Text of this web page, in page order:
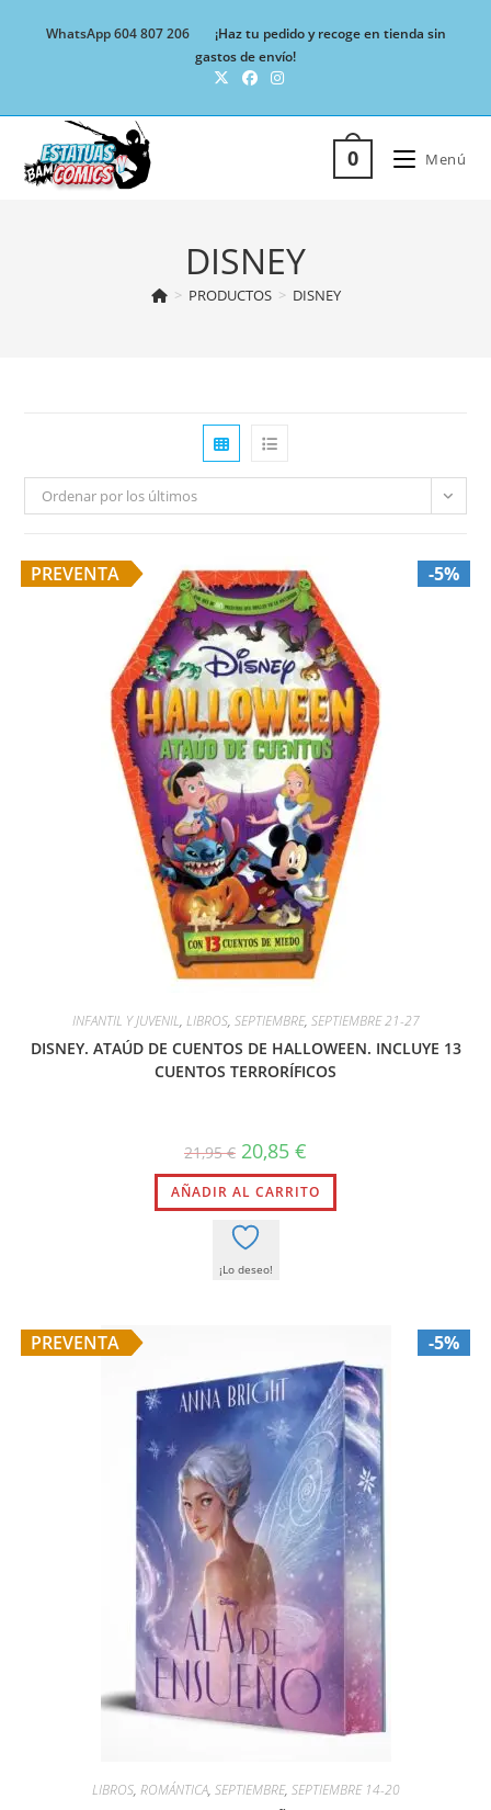
WhatsApp 604 807 206
¡Haz tu pedido y recoge en tienda sin
gastos de envío!
0 Menú
DISNEY
> PRODUCTOS > DISNEY
Ordenar por los últimos
PREVENTA -5%
INFANTIL Y JUVENIL, LIBROS, SEPTIEMBRE, SEPTIEMBRE 21-27
DISNEY. ATAÚD DE CUENTOS DE HALLOWEEN. INCLUYE 13
CUENTOS TERRORÍFICOS
21,95€ El
precio
original
era:
21,95 €.
20,85 €
actual
es:
20,85 €.
AÑADIR AL CARRITO
¡Lo deseo!
PREVENTA -5%
LIBROS, ROMÁNTICA, SEPTIEMBRE, SEPTIEMBRE 14-20